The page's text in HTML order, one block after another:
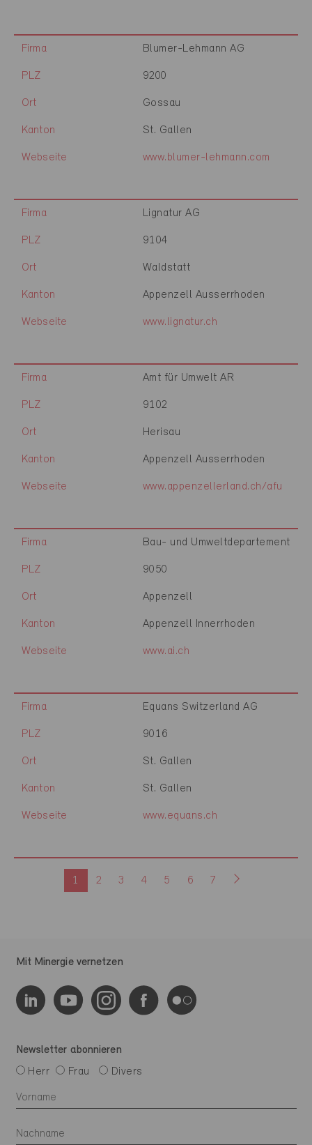
Firma Blumer-Lehmann AG
PLZ 9200
Ort Gossau
Kanton St. Gallen
Webseite www.blumer-lehmann.com
Firma Lignatur AG
PLZ 9104
Ort Waldstatt
Kanton Appenzell Ausserrhoden
Webseite www.lignatur.ch
Firma Amt für Umwelt AR
PLZ 9102
Ort Herisau
Kanton Appenzell Ausserrhoden
Webseite www.appenzellerland.ch/afu
Firma Bau- und Umweltdepartement
PLZ 9050
Ort Appenzell
Kanton Appenzell Innerrhoden
Webseite www.ai.ch
Firma Equans Switzerland AG
PLZ 9016
Ort St. Gallen
Kanton St. Gallen
Webseite www.equans.ch
1 2 3 4 5 6 7
Mit Minergie vernetzen
Newsletter abonnieren
Herr
Frau Divers